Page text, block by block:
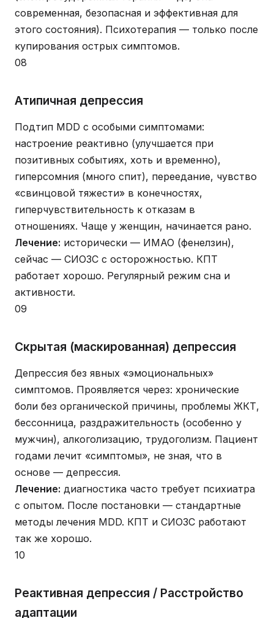
современная, безопасная и эффективная для
этого состояния). Психотерапия — только после
купирования острых симптомов.
08
Атипичная депрессия
Подтип MDD с особыми симптомами:
настроение реактивно (улучшается при
позитивных событиях, хоть и временно),
гиперсомния (много спит), переедание, чувство
«свинцовой тяжести» в конечностях,
гиперчувствительность к отказам в
отношениях. Чаще у женщин, начинается рано.
Лечение: исторически — ИМАО (фенелзин),
сейчас — СИОЗС с осторожностью. КПТ
работает хорошо. Регулярный режим сна и
активности.
09
Скрытая (маскированная) депрессия
Депрессия без явных «эмоциональных»
симптомов. Проявляется через: хронические
боли без органической причины, проблемы ЖКТ,
бессонница, раздражительность (особенно у
мужчин), алкоголизацию, трудоголизм. Пациент
годами лечит «симптомы», не зная, что в
основе — депрессия.
Лечение: диагностика часто требует психиатра
с опытом. После постановки — стандартные
методы лечения MDD. КПТ и СИОЗС работают
так же хорошо.
10
Реактивная депрессия / Расстройство
адаптации